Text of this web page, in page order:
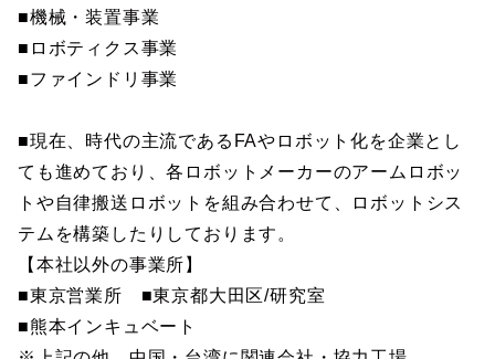
■機械・装置事業
■ロボティクス事業
■ファインドリ事業
■現在、時代の主流であるFAやロボット化を企業とし
ても進めており、各ロボットメーカーのアームロボッ
トや自律搬送ロボットを組み合わせて、ロボットシス
テムを構築したりしております。
【本社以外の事業所】
■東京営業所 ■東京都大田区/研究室
■熊本インキュベート